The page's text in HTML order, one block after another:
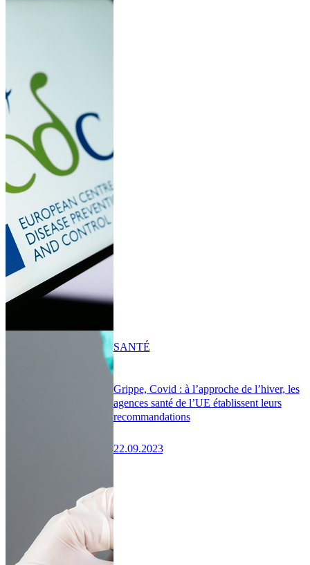
Grippe, Covid : à l’approche de l’hiver, les
agences santé de l’UE établissent leurs
recommandations
22.09.2023
SANTÉ